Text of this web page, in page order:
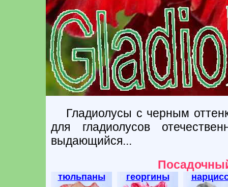
Гладиолусы с черным
для гладиолусов
выдающийся...
тюльпаны георгины